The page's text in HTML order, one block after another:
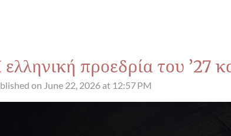
προεδρία του ’27
on June 22, 2026 at 12:57 PM